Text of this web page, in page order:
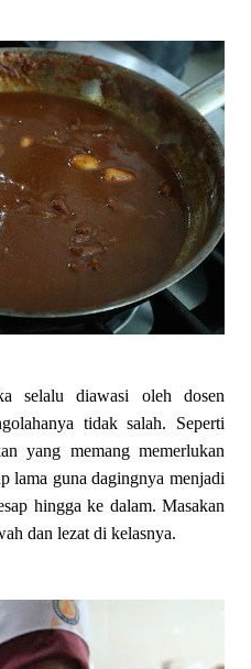
selalu diawasi oleh dosen
tidak salah. Seperti
yang memang memerlukan
lama guna dagingnya menjadi
hingga ke dalam. Masakan
dan lezat di kelasnya.